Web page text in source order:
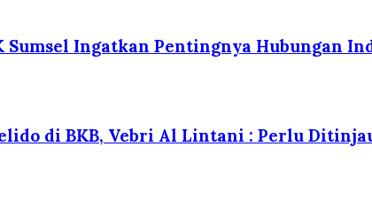
Sumsel Ingatkan Pentingnya Hubungan
di BKB, Vebri Al Lintani : Perlu